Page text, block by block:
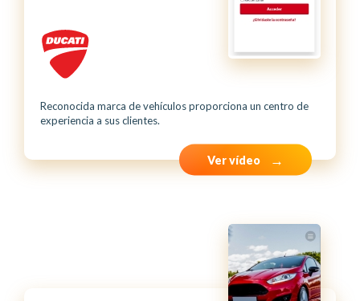
Reconocida marca de vehículos proporciona un centro de
experiencia a sus clientes.
Ver vídeo